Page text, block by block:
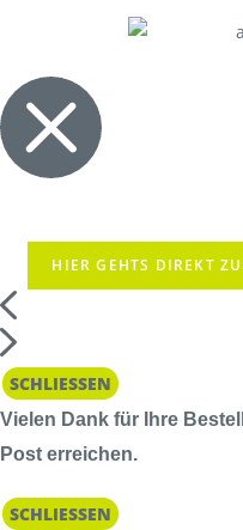
HIER GEHTS DIREKT
SCHLIESSEN
Vielen Dank für Ihre
Post erreichen.
SCHLIESSEN